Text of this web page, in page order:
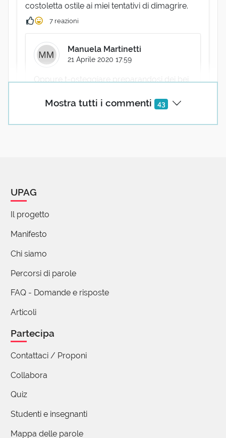
Mostra tutti i commenti 43
costoletta ostile ai miei tentativi di dimagrire.
7 reazioni
Manuela Martinetti
21 Aprile 2020 17:59
Oppure t-osteggiare preparandosi dei bei
stridente tra la forma espressiva e il
Eco: "Neppure i peggiori fans del
1 reazione
O anche posteggiare...di questi tempi è facile...
21 Aprile 2020 09:01
C/osteggiare: andare lungo la costa perché il
UPAG
Il progetto
Manifesto
Chi siamo
Percorsi di parole
FAQ - Domande e risposte
Articoli
Partecipa
Contattaci / Proponi
Collabora
Quiz
Studenti e insegnanti
Mappa delle parole